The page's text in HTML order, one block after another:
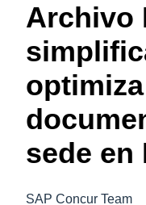
CRECIMIENTO Y
DUTY OF CARE
EXPERIENCIA DEL
FRAUDE Y
Archivo
sede en
SAP Concur Team